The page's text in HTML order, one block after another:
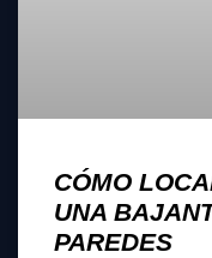
CÓMO
UNA
PAREDES